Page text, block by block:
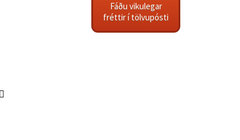
Fáðu vikulegar
fréttir í tölvupósti